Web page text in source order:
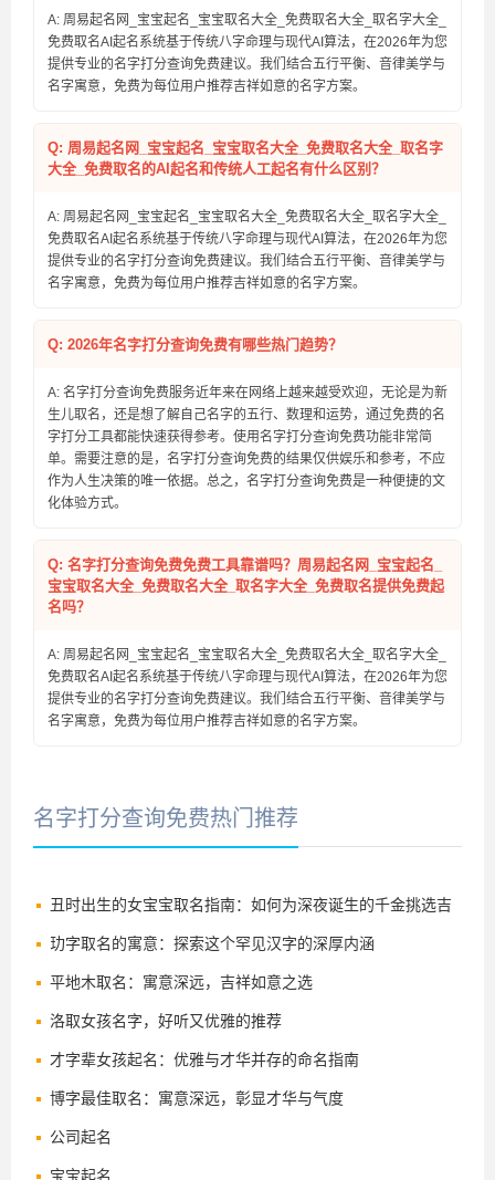
A: 周易起名网_宝宝起名_宝宝取名大全_免费取名大全_取名字大全_
免费取名AI起名系统基于传统八字命理与现代AI算法，在2026年为您
提供专业的名字打分查询免费建议。我们结合五行平衡、音律美学与
名字寓意，免费为每位用户推荐吉祥如意的名字方案。
Q: 周易起名网_宝宝起名_宝宝取名大全_免费取名大全_取名字
大全_免费取名的AI起名和传统人工起名有什么区别？
A: 周易起名网_宝宝起名_宝宝取名大全_免费取名大全_取名字大全_
免费取名AI起名系统基于传统八字命理与现代AI算法，在2026年为您
提供专业的名字打分查询免费建议。我们结合五行平衡、音律美学与
名字寓意，免费为每位用户推荐吉祥如意的名字方案。
Q: 2026年名字打分查询免费有哪些热门趋势？
A: 名字打分查询免费服务近年来在网络上越来越受欢迎，无论是为新
生儿取名，还是想了解自己名字的五行、数理和运势，通过免费的名
字打分工具都能快速获得参考。使用名字打分查询免费功能非常简
单。需要注意的是，名字打分查询免费的结果仅供娱乐和参考，不应
作为人生决策的唯一依据。总之，名字打分查询免费是一种便捷的文
化体验方式。
Q: 名字打分查询免费免费工具靠谱吗？周易起名网_宝宝起名_
宝宝取名大全_免费取名大全_取名字大全_免费取名提供免费起
名吗？
A: 周易起名网_宝宝起名_宝宝取名大全_免费取名大全_取名字大全_
免费取名AI起名系统基于传统八字命理与现代AI算法，在2026年为您
提供专业的名字打分查询免费建议。我们结合五行平衡、音律美学与
名字寓意，免费为每位用户推荐吉祥如意的名字方案。
名字打分查询免费热门推荐
丑时出生的女宝宝取名指南：如何为深夜诞生的千金挑选吉
祥好名
玏字取名的寓意：探索这个罕见汉字的深厚内涵
平地木取名：寓意深远，吉祥如意之选
洛取女孩名字，好听又优雅的推荐
才字辈女孩起名：优雅与才华并存的命名指南
博字最佳取名：寓意深远，彰显才华与气度
公司起名
宝宝起名